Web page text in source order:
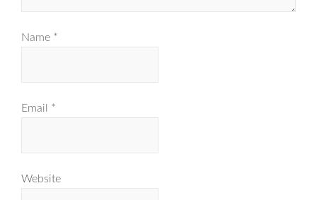
Name *
Email *
Website